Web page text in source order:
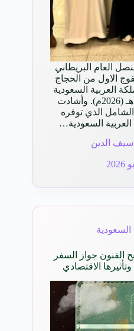
العام البريطاني
الاول من الحجاج
العربية السعودية
لأداء مناسك الحج لعام 1447هـ (2026م). وأشادت
الشامل الذي توفره
العربية السعودية…
الدين
السعودية
الفنون جواز السفر
الاقتصادي